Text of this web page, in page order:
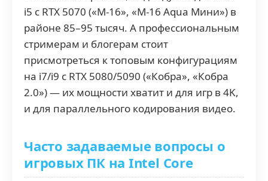
i5 с RTX 5070 («М-16», «М-16 Aqua Мини») в
районе 85–95 тысяч. А профессиональным
стримерам и блогерам стоит
присмотреться к топовым конфигурациям
на i7/i9 с RTX 5080/5090 («Кобра», «Кобра
2.0») — их мощности хватит и для игр в 4K,
и для параллельного кодирования видео.
Часто задаваемые вопросы о
игровых ПК на Intel Core